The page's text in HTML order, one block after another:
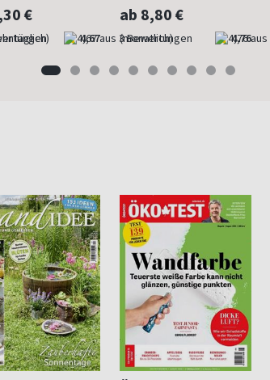
€
4,67
ab 8,80 €
(monatlich) 4,76